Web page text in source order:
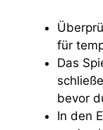
für
Das
bevor
In den